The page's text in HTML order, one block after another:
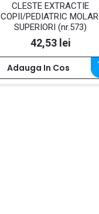
CLESTE EXTRACTIE
COPII/PEDIATRIC MOLARI
SUPERIORI (nr.573)
Pret
42,53 lei
Adauga In Cos